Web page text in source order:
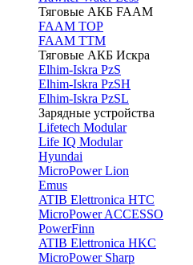
Тяговые АКБ FAAM
FAAM TOP
FAAM TTM
Тяговые АКБ Искра
Elhim-Iskra PzS
Elhim-Iskra PzSH
Elhim-Iskra PzSL
Зарядные устройства
Lifetech Modular
Life IQ Modular
Hyundai
MicroPower Lion
Emus
ATIB Elettronica HTC
MicroPower ACCESSO
PowerFinn
ATIB Elettronica HKC
MicroPower Sharp